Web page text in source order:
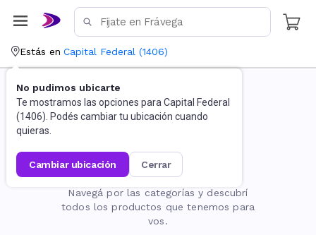
Estás en Capital Federal (1406)
No pudimos ubicarte
Te mostramos las opciones para Capital Federal
(1406). Podés cambiar tu ubicación cuando
quieras.
cambiar ubicación cerrar
La página no existe
Navegá por las categorías y descubrí
todos los productos que tenemos para
vos.